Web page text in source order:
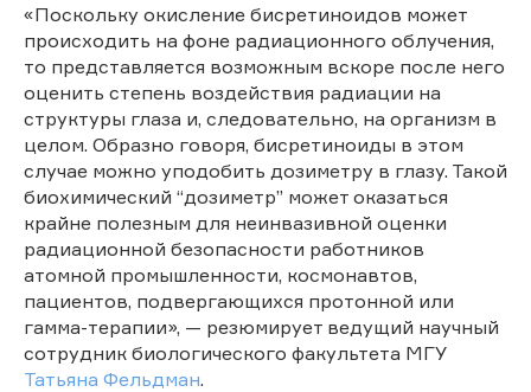
«Поскольку окисление бисретиноидов может
происходить на фоне радиационного облучения,
то представляется возможным вскоре после него
оценить степень воздействия радиации на
структуры глаза и, следовательно, на организм в
целом. Образно говоря, бисретиноиды в этом
случае можно уподобить дозиметру в глазу. Такой
биохимический “дозиметр” может оказаться
крайне полезным для неинвазивной оценки
радиационной безопасности работников
атомной промышленности, космонавтов,
пациентов, подвергающихся протонной или
гамма-терапии», — резюмирует ведущий научный
сотрудник биологического факультета МГУ
Татьяна Фельдман.